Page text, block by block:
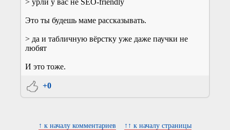
> урли у вас не SEO-friendly
Это ты будешь маме рассказывать.
> да и табличную вёрстку уже даже паучки не
любят
И это тоже.
+0
↑ к началу комментариев ↑↑ к началу страницы